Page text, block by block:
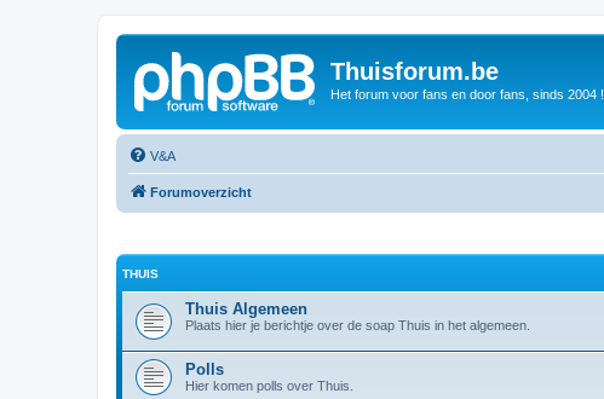
Thuisforum.be
Het forum voor fans en door fans, sinds 2004 !
V&A
Forumoverzicht
THUIS
Thuis Algemeen
Plaats hier je berichtje over de soap Thuis in het algemeen.
Polls
Hier komen polls over Thuis.